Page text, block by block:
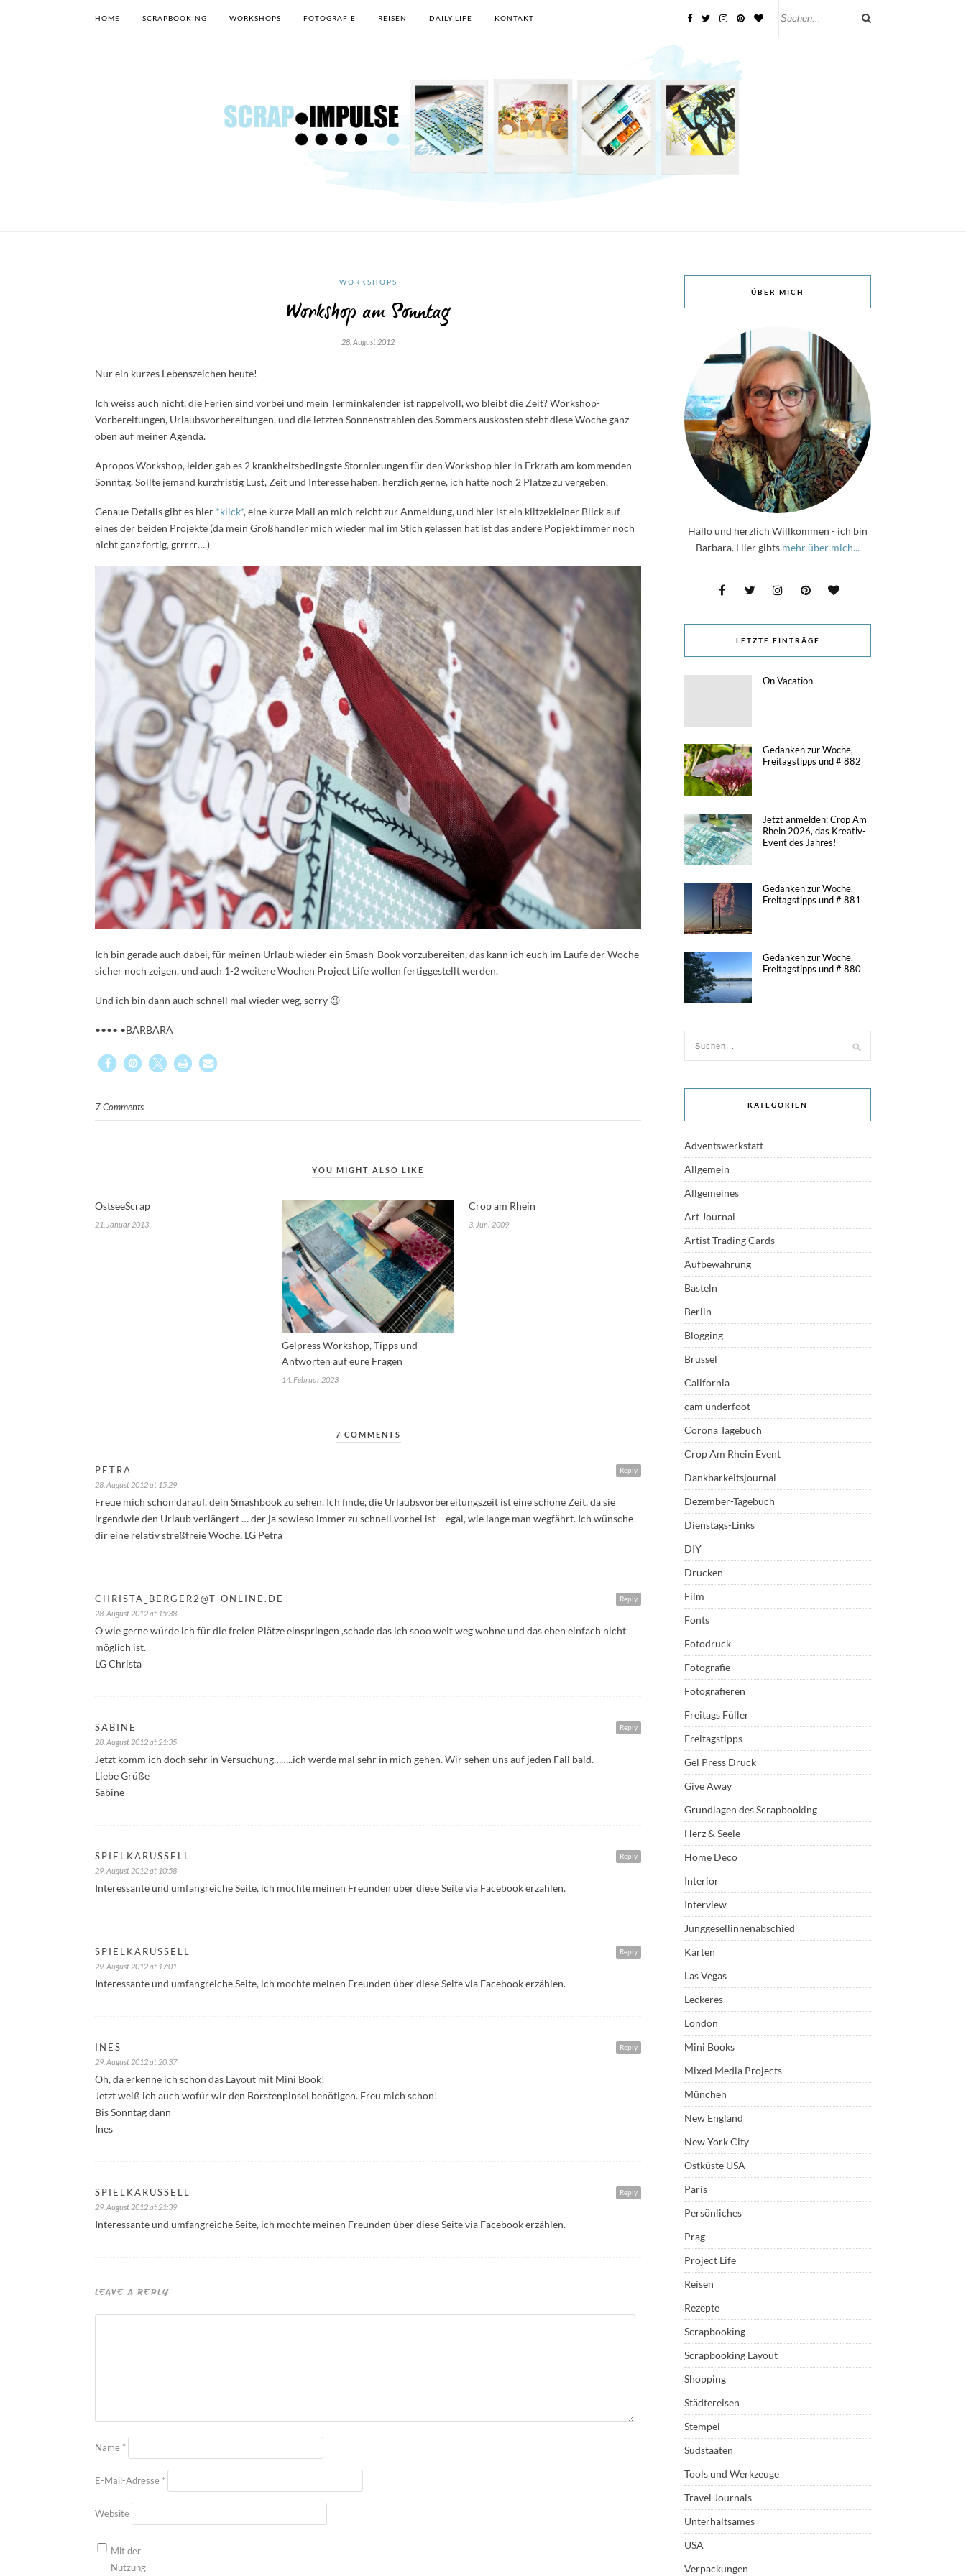
HOME SCRAPBOOKING WORKSHOPS FOTOGRAFIE REISEN DAILY LIFE KONTAKT
WORKSHOPS
Workshop am Sonntag
28. August 2012
Nur ein kurzes Lebenszeichen heute!
Ich weiss auch nicht, die Ferien sind vorbei und mein Terminkalender ist rappelvoll, wo bleibt die Zeit? Workshop-
Vorbereitungen, Urlaubsvorbereitungen, und die letzten Sonnenstrahlen des Sommers auskosten steht diese Woche ganz
oben auf meiner Agenda.
Apropos Workshop, leider gab es 2 krankheitsbedingste Stornierungen für den Workshop hier in Erkrath am kommenden
Sonntag. Sollte jemand kurzfristig Lust, Zeit und Interesse haben, herzlich gerne, ich hätte noch 2 Plätze zu vergeben.
Genaue Details gibt es hier *klick*, eine kurze Mail an mich reicht zur Anmeldung, und hier ist ein klitzekleiner Blick auf
eines der beiden Projekte (da mein Großhändler mich wieder mal im Stich gelassen hat ist das andere Popjekt immer noch
nicht ganz fertig, grrrrr….)
Ich bin gerade auch dabei, für meinen Urlaub wieder ein Smash-Book vorzubereiten, das kann ich euch im Laufe der Woche
sicher noch zeigen, und auch 1-2 weitere Wochen Project Life wollen fertiggestellt werden.
Und ich bin dann auch schnell mal wieder weg, sorry 😉
•••• •BARBARA
7 Comments
YOU MIGHT ALSO LIKE
OstseeScrap
21. Januar 2013
Gelpress Workshop, Tipps und
Antworten auf eure Fragen
14. Februar 2023
Crop am Rhein
3. Juni 2009
7 COMMENTS
Reply
PETRA
28. August 2012 at 15:29
Freue mich schon darauf, dein Smashbook zu sehen. Ich finde, die Urlaubsvorbereitungszeit ist eine schöne Zeit, da sie
irgendwie den Urlaub verlängert … der ja sowieso immer zu schnell vorbei ist – egal, wie lange man wegfährt. Ich wünsche
dir eine relativ streßfreie Woche, LG Petra
Reply
CHRISTA_BERGER2@T-ONLINE.DE
28. August 2012 at 15:38
O wie gerne würde ich für die freien Plätze einspringen ,schade das ich sooo weit weg wohne und das eben einfach nicht
möglich ist.
LG Christa
Reply
SABINE
28. August 2012 at 21:35
Jetzt komm ich doch sehr in Versuchung……..ich werde mal sehr in mich gehen. Wir sehen uns auf jeden Fall bald.
Liebe Grüße
Sabine
Reply
SPIELKARUSSELL
29. August 2012 at 10:58
Interessante und umfangreiche Seite, ich mochte meinen Freunden über diese Seite via Facebook erzählen.
Reply
SPIELKARUSSELL
29. August 2012 at 17:01
Interessante und umfangreiche Seite, ich mochte meinen Freunden über diese Seite via Facebook erzählen.
Reply
INES
29. August 2012 at 20:37
Oh, da erkenne ich schon das Layout mit Mini Book!
Jetzt weiß ich auch wofür wir den Borstenpinsel benötigen. Freu mich schon!
Bis Sonntag dann
Ines
Reply
SPIELKARUSSELL
29. August 2012 at 21:39
Interessante und umfangreiche Seite, ich mochte meinen Freunden über diese Seite via Facebook erzählen.
LEAVE A REPLY
Name *
E-Mail-Adresse *
Website
Mit der
Nutzung
ÜBER MICH
Hallo und herzlich Willkommen - ich bin
Barbara. Hier gibts mehr über mich...
LETZTE EINTRÄGE
On Vacation
Gedanken zur Woche,
Freitagstipps und # 882
Jetzt anmelden: Crop Am
Rhein 2026, das Kreativ-
Event des Jahres!
Gedanken zur Woche,
Freitagstipps und # 881
Gedanken zur Woche,
Freitagstipps und # 880
KATEGORIEN
Adventswerkstatt
Allgemein
Allgemeines
Art Journal
Artist Trading Cards
Aufbewahrung
Basteln
Berlin
Blogging
Brüssel
California
cam underfoot
Corona Tagebuch
Crop Am Rhein Event
Dankbarkeitsjournal
Dezember-Tagebuch
Dienstags-Links
DIY
Drucken
Film
Fonts
Fotodruck
Fotografie
Fotografieren
Freitags Füller
Freitagstipps
Gel Press Druck
Give Away
Grundlagen des Scrapbooking
Herz & Seele
Home Deco
Interior
Interview
Junggesellinnenabschied
Karten
Las Vegas
Leckeres
London
Mini Books
Mixed Media Projects
München
New England
New York City
Ostküste USA
Paris
Persönliches
Prag
Project Life
Reisen
Rezepte
Scrapbooking
Scrapbooking Layout
Shopping
Städtereisen
Stempel
Südstaaten
Tools und Werkzeuge
Travel Journals
Unterhaltsames
USA
Verpackungen